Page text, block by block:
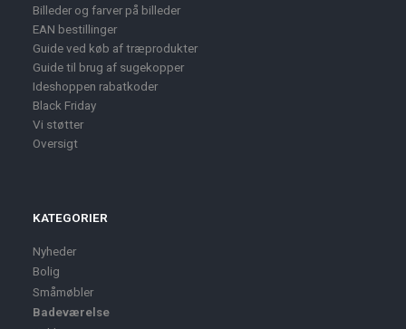
Billeder og farver på billeder
EAN bestillinger
Guide ved køb af træprodukter
Guide til brug af sugekopper
Ideshoppen rabatkoder
Black Friday
Vi støtter
Oversigt
KATEGORIER
Nyheder
Bolig
Småmøbler
Badeværelse